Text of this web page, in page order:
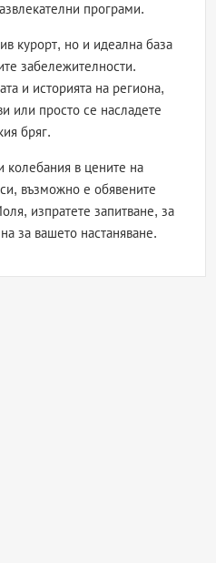
програми.
курорт, но и идеална база
забележителности.
и историята на региона,
или просто се насладете
бряг.
колебания в цените на
възможно е обявените
изпратете запитване, за
за вашето настаняване.